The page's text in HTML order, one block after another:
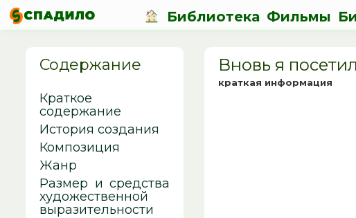
Библиотека Фильмы
Вновь я
краткая информация
Содержание
Краткое
содержание
История создания
Композиция
Жанр
Размер и средства
художественной
выразительности